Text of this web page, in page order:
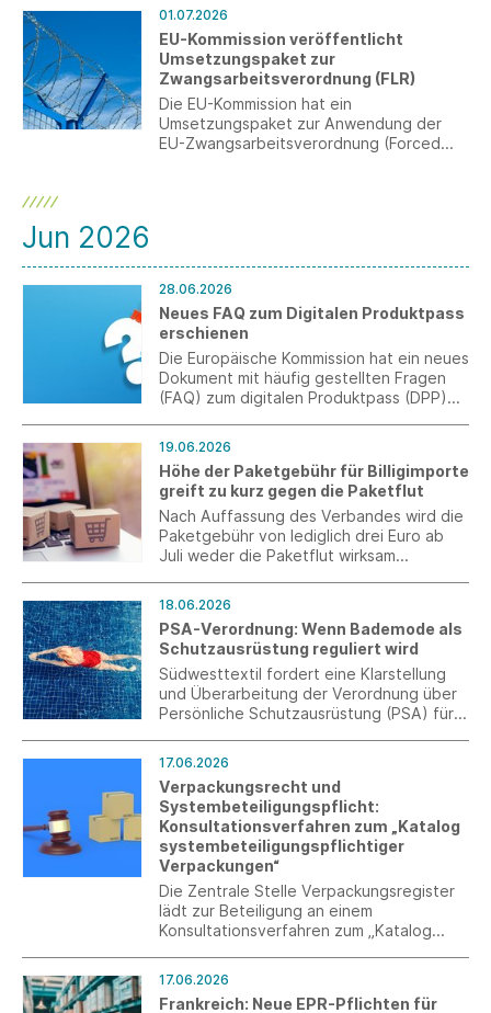
Beschlüsse betreffen auch den Bereich
CSR und die nachhaltige
Unternehmensverantwortung.
01.07.2026
EU-Kommission veröffentlicht
Umsetzungspaket zur
Zwangsarbeitsverordnung (FLR)
Die EU-Kommission hat ein
Umsetzungspaket zur Anwendung der
EU-Zwangsarbeitsverordnung (Forced
Jun 2026
28.06.2026
Neues FAQ zum Digitalen Produktpass
erschienen
Die Europäische Kommission hat ein neues
Dokument mit häufig gestellten Fragen
(FAQ) zum digitalen Produktpass (DPP)
19.06.2026
Höhe der Paketgebühr für Billigimporte
greift zu kurz gegen die Paketflut
Nach Auffassung des Verbandes wird die
Paketgebühr von lediglich drei Euro ab
Juli weder die Paketflut wirksam
Außengrenzen beheben.
18.06.2026
PSA-Verordnung: Wenn Bademode als
Schutzausrüstung reguliert wird
Südwesttextil fordert eine Klarstellung
und Überarbeitung der Verordnung über
Persönliche Schutzausrüstung (PSA) für
17.06.2026
Verpackungsrecht und
Systembeteiligungspflicht:
Konsultationsverfahren zum „Katalog
systembeteiligungspflichtiger
Verpackungen“
Die Zentrale Stelle Verpackungsregister
lädt zur Beteiligung an einem
Konsultationsverfahren zum „Katalog
bis zum 10. Juli 2026.
17.06.2026
Frankreich: Neue EPR-Pflichten für